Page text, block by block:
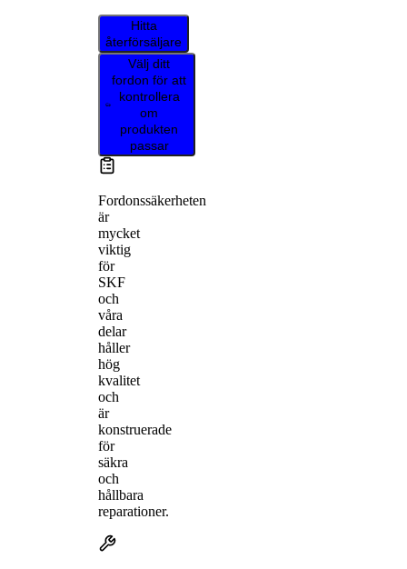
Hitta
återförsäljare
Välj ditt
fordon för att
kontrollera
om
produkten
passar
Fordonssäkerheten
är
mycket
viktig
för
SKF
och
våra
delar
håller
hög
kvalitet
och
är
konstruerade
för
säkra
och
hållbara
reparationer.